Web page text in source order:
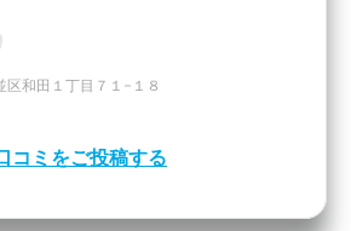
和田１丁目７１−１８
コミをご投稿する